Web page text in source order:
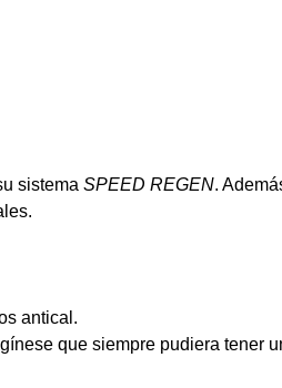
sistema SPEED REGEN.
antical.
que siempre pudiera tener